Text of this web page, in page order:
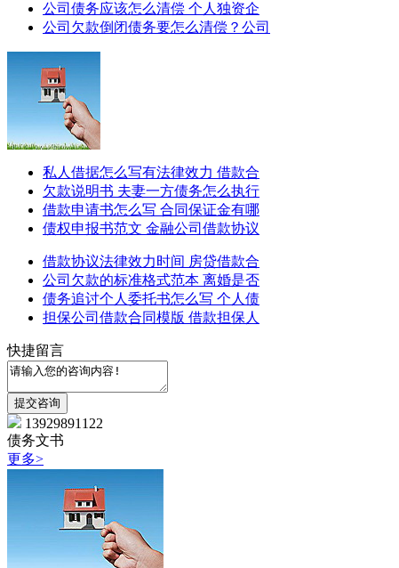
公司债务应该怎么清偿 个人独资企
公司欠款倒闭债务要怎么清偿？公司
私人借据怎么写有法律效力 借款合
欠款说明书 夫妻一方债务怎么执行
借款申请书怎么写 合同保证金有哪
债权申报书范文 金融公司借款协议
借款协议法律效力时间 房贷借款合
公司欠款的标准格式范本 离婚是否
债务追讨个人委托书怎么写 个人债
担保公司借款合同模版 借款担保人
快捷留言
13929891122
债务文书
更多>